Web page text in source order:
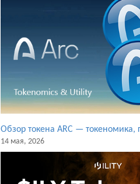
Обзор токена ARC — токеномика,
14 мая, 2026